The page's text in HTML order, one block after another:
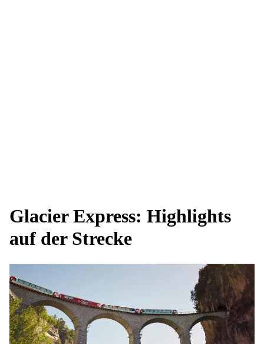
Glacier Express: Highlights
auf der Strecke